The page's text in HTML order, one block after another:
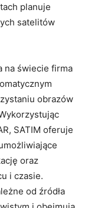
planuje
satelitów
na świecie firma
obrazów
SATIM oferuje
oraz
i czasie.
od źródła